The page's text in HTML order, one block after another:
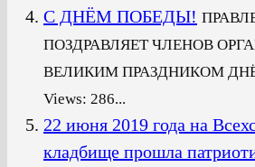
С ДНЁМ ПОБЕДЫ!
ПОЗДРАВЛЯЕТ ЧЛЕНОВ
ВЕЛИКИМ ПРАЗДНИКОМ
Views: 286...
22 июня 2019 года на
кладбище прошла